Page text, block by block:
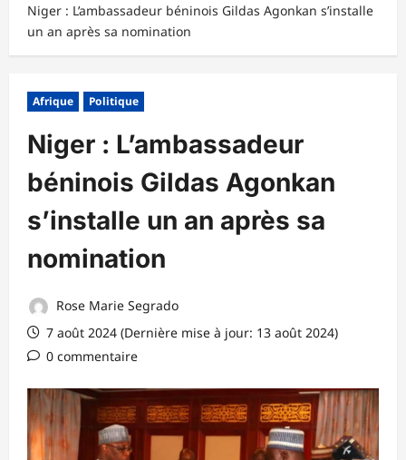
Niger : L’ambassadeur béninois Gildas Agonkan s’installe
un an après sa nomination
Afrique Politique
Niger : L’ambassadeur
béninois Gildas Agonkan
s’installe un an après sa
nomination
Rose Marie Segrado
7 août 2024 (Dernière mise à jour: 13 août 2024)
0 commentaire